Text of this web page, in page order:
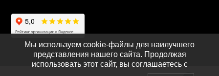
Мы используем cookie-файлы для наилучшего
представления нашего сайта. Продолжая
использовать этот сайт, вы соглашаетесь с